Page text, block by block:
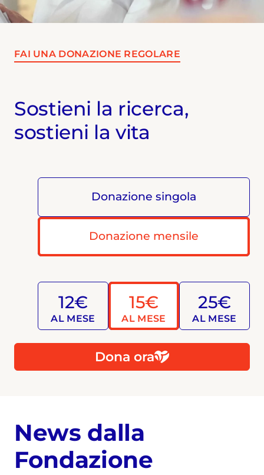
FAI UNA DONAZIONE REGOLARE
Sostieni la ricerca,
sostieni la vita
Donazione singola
Donazione mensile
12€
AL MESE
15€
AL MESE
25€
AL MESE
Dona ora
News dalla
Fondazione